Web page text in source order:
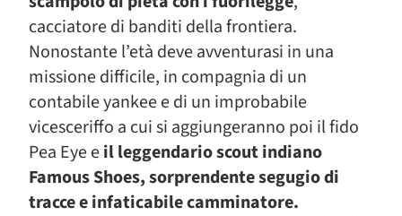
cacciatore di banditi della frontiera.
Nonostante l’età deve avventurasi in una
missione difficile, in compagnia di un
contabile yankee e di un improbabile
vicesceriffo a cui si aggiungeranno poi il fido
Pea Eye eil leggendario scout indiano
Famous Shoes, sorprendente segugio di
tracce e infaticabile camminatore.